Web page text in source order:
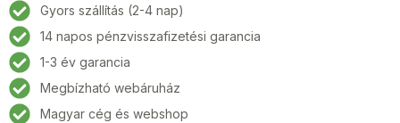
Férfi
karóra
42mm
10ATM
mennyiség
Gyors szállítás (2-4 nap)
14 napos pénzvisszafizetési garancia
1-3 év garancia
Megbízható webáruház
Magyar cég és webshop